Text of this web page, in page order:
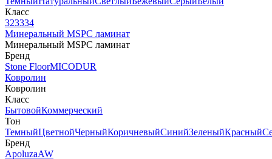
Класс
323334
Минеральный MSPC ламинат
Минеральный MSPC ламинат
Бренд
Stone FloorMICODUR
Ковролин
Ковролин
Класс
БытовойКоммерческий
Тон
ТемныйЦветнойЧерныйКоричневыйСинийЗеленыйКрасный
Бренд
ApoluzaAW